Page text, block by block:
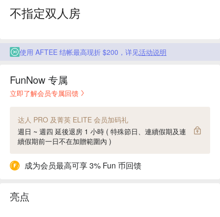
不指定双人房
使用 AFTEE 结帐最高现折 $200，详见活动说明
FunNow 专属
立即了解会员专属回馈
达人 PRO 及菁英 ELITE 会员加码礼
週日 ~ 週四 延後退房 1 小時 ( 特殊節日、連續假期及連
續假期前一日不在加贈範圍內 )
成为会员最高可享 3% Fun 币回馈
亮点